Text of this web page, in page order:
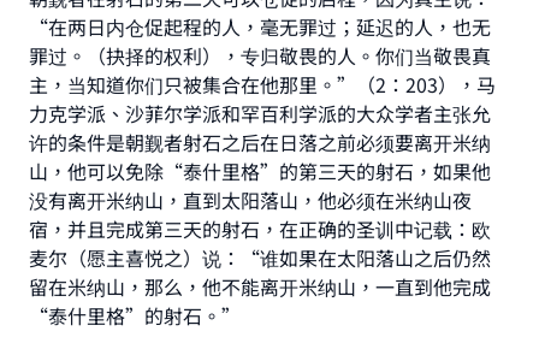
“在两日内仓促起程的人，毫无罪过；延迟的人，也无
罪过。（抉择的权利），专归敬畏的人。你们当敬畏真
主，当知道你们只被集合在他那里。”（2：203），马
力克学派、沙菲尔学派和罕百利学派的大众学者主张允
许的条件是朝觐者射石之后在日落之前必须要离开米纳
山，他可以免除“泰什里格”的第三天的射石，如果他
没有离开米纳山，直到太阳落山，他必须在米纳山夜
宿，并且完成第三天的射石，在正确的圣训中记载：欧
麦尔（愿主喜悦之）说：“谁如果在太阳落山之后仍然
留在米纳山，那么，他不能离开米纳山，一直到他完成
“泰什里格”的射石。”